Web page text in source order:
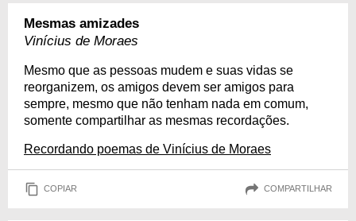
Mesmas amizades
Vinícius de Moraes
Mesmo que as pessoas mudem e suas vidas se
reorganizem, os amigos devem ser amigos para
sempre, mesmo que não tenham nada em comum,
somente compartilhar as mesmas recordações.
Recordando poemas de Vinícius de Moraes
COPIAR COMPARTILHAR